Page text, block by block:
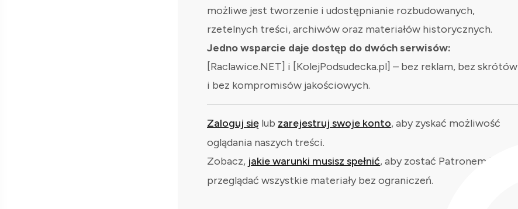
możliwe jest tworzenie i udostępnianie rozbudowanych,
rzetelnych treści, archiwów oraz materiałów historycznych.
Jedno wsparcie daje dostęp do dwóch serwisów:
[Raclawice.NET] i [KolejPodsudecka.pl] – bez reklam, bez skrótów
i bez kompromisów jakościowych.
Zaloguj się lub zarejestruj swoje konto, aby zyskać możliwość
oglądania naszych treści.
Zobacz, jakie warunki musisz spełnić, aby zostać Patronem i
przeglądać wszystkie materiały bez ograniczeń.